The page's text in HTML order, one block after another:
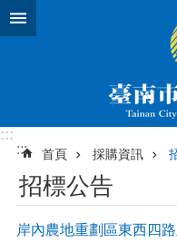
跳到主要內容區塊
:::
:::
首頁 採購資訊
招標公告
岸內農地重劃區東西四